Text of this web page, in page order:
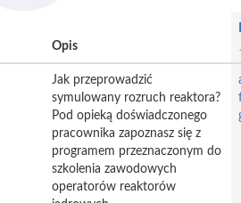
Opis
Jak przeprowadzić
symulowany rozruch reaktora?
Pod opieką doświadczonego
pracownika zapoznasz się z
programem przeznaczonym do
szkolenia zawodowych
operatorów reaktorów